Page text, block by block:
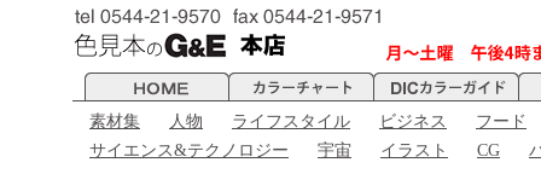
素材集 人物 ライフスタイル ビジネス
フード
サイエンス&テクノロジー
宇宙 イラスト CG